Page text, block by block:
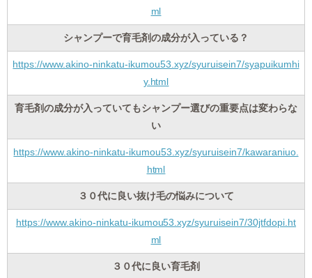
ml
シャンプーで育毛剤の成分が入っている？
https://www.akino-ninkatu-ikumou53.xyz/syuruisein7/syapuikumhi
y.html
育毛剤の成分が入っていてもシャンプー選びの重要点は変わらな
い
https://www.akino-ninkatu-ikumou53.xyz/syuruisein7/kawaraniuo.
html
３０代に良い抜け毛の悩みについて
https://www.akino-ninkatu-ikumou53.xyz/syuruisein7/30jtfdopi.ht
ml
３０代に良い育毛剤